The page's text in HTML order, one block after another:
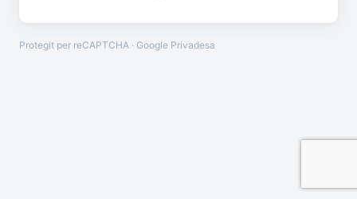
Protegit per reCAPTCHA · Google Privadesa